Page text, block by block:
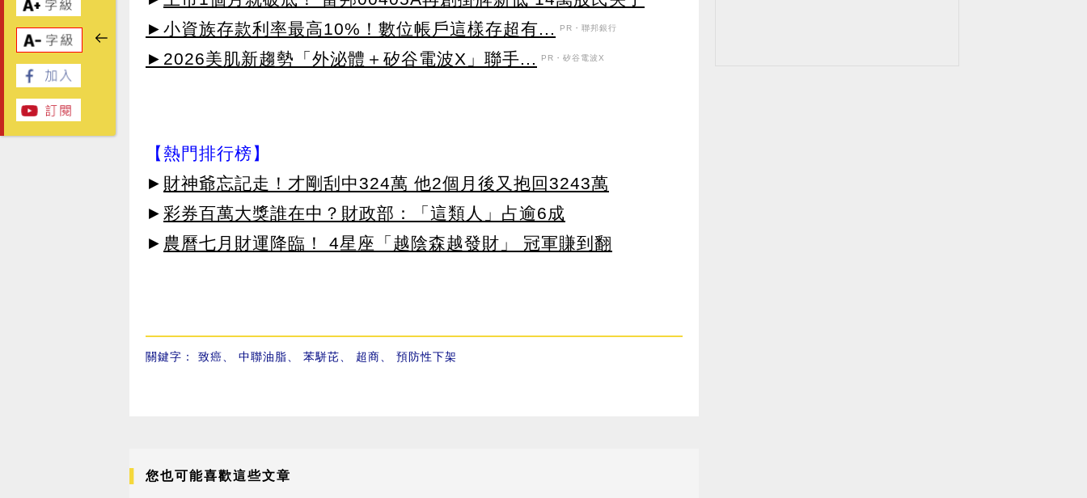
►小資族存款利率最高10%！數位帳戶這樣存超有...
PR・聯邦銀行
►2026美肌新趨勢「外泌體＋矽谷電波X」聯手... PR・矽谷電波X
【熱門排行榜】
► 財神爺忘記走！才剛刮中324萬 他2個月後又抱回3243萬
► 彩券百萬大獎誰在中？財政部：「這類人」占逾6成
► 農曆七月財運降臨！ 4星座「越陰森越發財」 冠軍賺到翻
關鍵字： 致癌 中聯油脂 苯駢芘 超商 預防性下架
您也可能喜歡這些文章